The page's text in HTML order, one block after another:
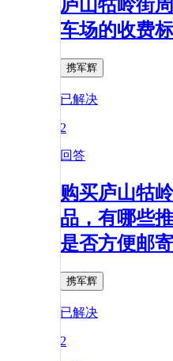
庐山牯岭街
车场的收费
携军辉
已解决
2
回答
购买庐山牯
品，有哪些
是否方便邮
携军辉
已解决
2